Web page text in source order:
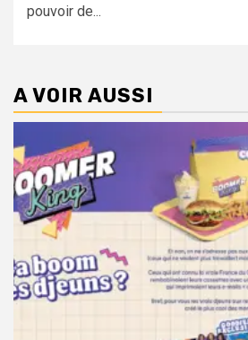
pouvoir de...
A VOIR AUSSI